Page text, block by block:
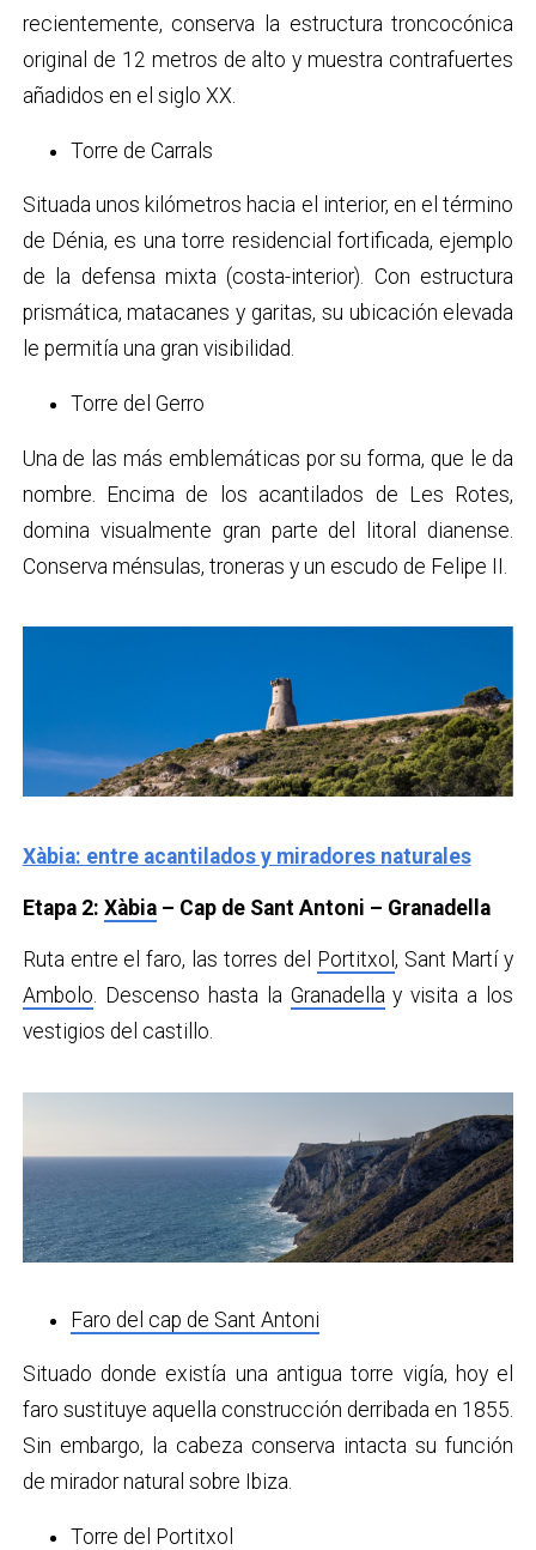
recientemente, conserva la estructura troncocónica
original de 12 metros de alto y muestra contrafuertes
añadidos en el siglo XX.
Torre de Carrals
Situada unos kilómetros hacia el interior, en el término
de Dénia, es una torre residencial fortificada, ejemplo
de la defensa mixta (costa-interior). Con estructura
prismática, matacanes y garitas, su ubicación elevada
le permitía una gran visibilidad.
Torre del Gerro
Una de las más emblemáticas por su forma, que le da
nombre. Encima de los acantilados de Les Rotes,
domina visualmente gran parte del litoral dianense.
Conserva ménsulas, troneras y un escudo de Felipe II.
Xàbia: entre acantilados y miradores naturales
Etapa 2: Xàbia– Cap de Sant Antoni – Granadella
Ruta entre el faro, las torres del Portitxol , Sant Martí y
Ambolo. Descenso hasta la Granadella y visita a los
vestigios del castillo.
Faro del cap de Sant Antoni
Situado donde existía una antigua torre vigía, hoy el
faro sustituye aquella construcción derribada en 1855.
Sin embargo, la cabeza conserva intacta su función
de mirador natural sobre Ibiza.
Torre del Portitxol